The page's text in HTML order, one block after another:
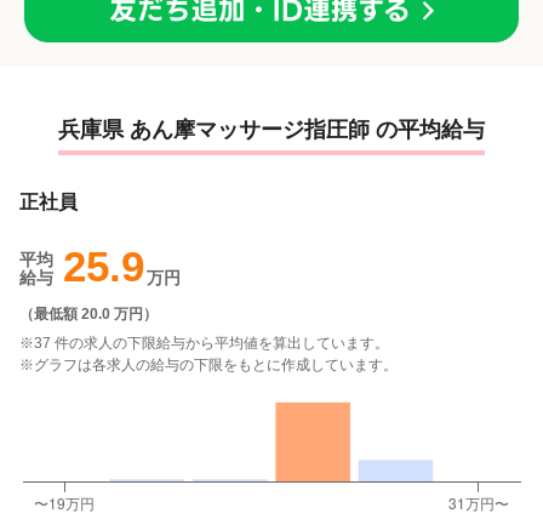
兵庫県 あん摩マッサージ指圧師 の平均給与
正社員
平均
給与 25.9万円
（最低額 20.0 万円 ）
※37 件の求人の下限給与から平均値を算出しています。
※グラフは各求人の給与の下限をもとに作成しています。